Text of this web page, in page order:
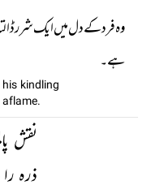
وہ فرد کے دل میں ایک شرر
ہے۔
kindling
نقش
ذرہ